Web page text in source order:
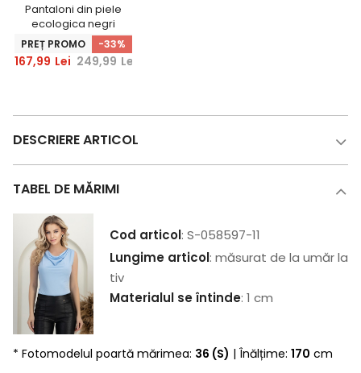
Pantaloni din piele
ecologica negri
lungi conici tip
croco -
StarShinerS
PREȚ PROMO -33%
167,99 Lei 249,99 Lei
DESCRIERE ARTICOL
TABEL DE MĂRIMI
Cod articol: S-058597-11
Lungime articol: măsurat de la umăr la
tiv
Materialul se întinde: 1 cm
* Fotomodelul poartă mărimea: 36 (S) | Înălțime: 170 cm